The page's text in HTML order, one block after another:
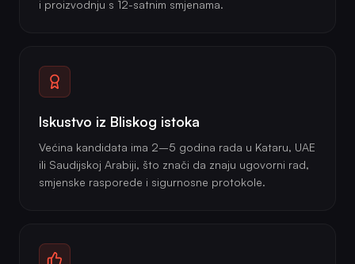
i proizvodnju s 12-satnim smjenama.
Iskustvo iz Bliskog istoka
Većina kandidata ima 2–5 godina rada u Kataru, UAE
ili Saudijskoj Arabiji, što znači da znaju ugovorni rad,
smjenske rasporede i sigurnosne protokole.